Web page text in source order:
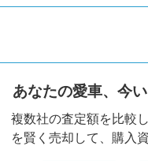
あなたの愛車、今
複数社の査定額を比較
を賢く売却して、購入